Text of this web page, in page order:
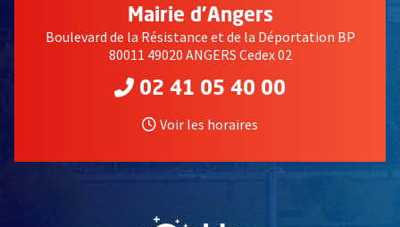
Mairie d'Angers
Boulevard de la Résistance et de la Déportation BP
80011 49020 ANGERS Cedex 02
02 41 05 40 00
Voir les horaires